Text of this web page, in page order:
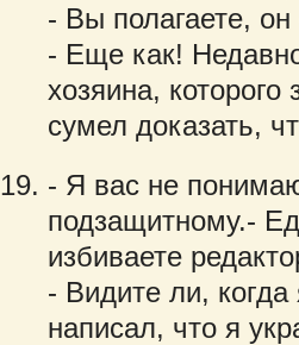
- Вы полагаете,
- Еще как!
хозяина,
сумел доказать,
- Я вас не
подзащитному.-
избиваете
- Видите ли, когда
написал, что я